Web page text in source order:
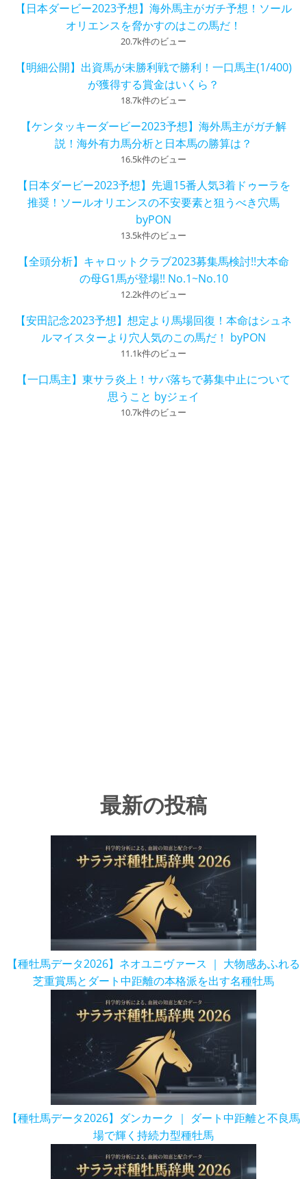
【日本ダービー2023予想】海外馬主がガチ予想！ソール
オリエンスを脅かすのはこの馬だ！
20.7k件のビュー
【明細公開】出資馬が未勝利戦で勝利！一口馬主(1/400)
が獲得する賞金はいくら？
18.7k件のビュー
【ケンタッキーダービー2023予想】海外馬主がガチ解
説！海外有力馬分析と日本馬の勝算は？
16.5k件のビュー
【日本ダービー2023予想】先週15番人気3着ドゥーラを
推奨！ソールオリエンスの不安要素と狙うべき穴馬
byPON
13.5k件のビュー
【全頭分析】キャロットクラブ2023募集馬検討!!大本命
の母G1馬が登場!! No.1~No.10
12.2k件のビュー
【安田記念2023予想】想定より馬場回復！本命はシュネ
ルマイスターより穴人気のこの馬だ！ byPON
11.1k件のビュー
【一口馬主】東サラ炎上！サバ落ちで募集中止について
思うこと byジェイ
10.7k件のビュー
最新の投稿
【種牡馬データ2026】ネオユニヴァース ｜ 大物感あふれる
芝重賞馬とダート中距離の本格派を出す名種牡馬
【種牡馬データ2026】ダンカーク ｜ ダート中距離と不良馬
場で輝く持続力型種牡馬